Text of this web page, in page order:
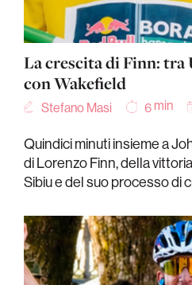
La crescita di Finn: tra
con Wakefield
Stefano Masi 6 min
Quindici minuti insieme a
di Lorenzo Finn, della
Sibiu e del suo processo di